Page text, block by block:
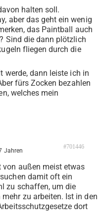
halten soll.
aber das geht ein wenig
das Paintball auch
Sind die dann plötzlich
fliegen durch die
werde, dann leiste ich in
fürs Zocken bezahlen
welches mein
Jahren
#701446
von außen meist etwas
damit oft ein
zu schaffen, um die
zu arbeiten. Ist in den
dort